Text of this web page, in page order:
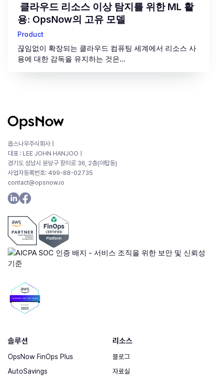
‍ 클라우드 리소스 이상 탐지를 위한 ML 활
용: OpsNow의 고유 모델 ‍
Product
끊임없이 확장되는 클라우드 컴퓨팅 세계에서 리소스 사
용에 대한 감독을 유지하는 것은...
옵스나우주식회사 |
대표 : LEE JOHN HANJOOㅣ
경기도 성남시 분당구 장미로 36, 2층(야탑동)
사업자등록번호: 499-88-02735
contact@opsnow.io
솔루션
OpsNow FinOps Plus
AutoSavings
리소스
블로그
자료실